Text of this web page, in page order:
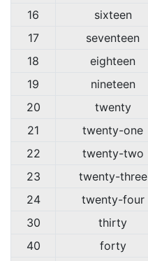
16
sixteen
17
seventeen
18
eighteen
19
nineteen
20
twenty
21
twenty-one
22
twenty-two
23
twenty-three
24
twenty-four
30
thirty
40
forty